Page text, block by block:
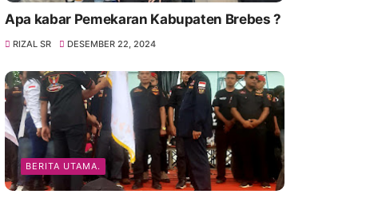
Apa kabar Pemekaran Kabupaten Brebes ?
RIZAL SR DESEMBER 22, 2024
BERITA UTAMA.